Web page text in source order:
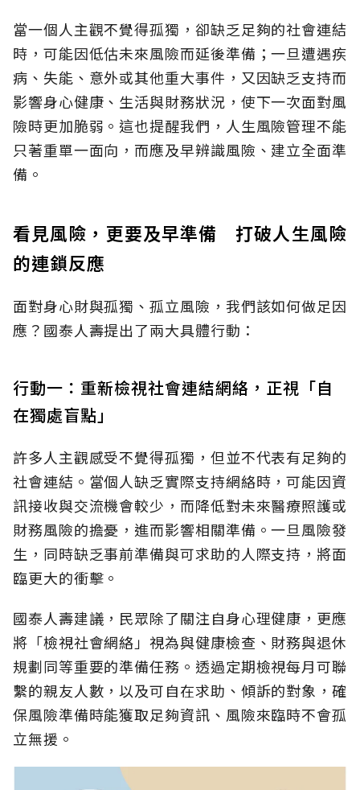
當一個人主觀不覺得孤獨，卻缺乏足夠的社會連結
時，可能因低估未來風險而延後準備；一旦遭遇疾
病、失能、意外或其他重大事件，又因缺乏支持而
影響身心健康、生活與財務狀況，使下一次面對風
險時更加脆弱。這也提醒我們，人生風險管理不能
只著重單一面向，而應及早辨識風險、建立全面準
備。
看見風險，更要及早準備 打破人生風險
的連鎖反應
面對身心財與孤獨、孤立風險，我們該如何做足因
應？國泰人壽提出了兩大具體行動：
行動一：重新檢視社會連結網絡，正視「自
在獨處盲點」
許多人主觀感受不覺得孤獨，但並不代表有足夠的
社會連結。當個人缺乏實際支持網絡時，可能因資
訊接收與交流機會較少，而降低對未來醫療照護或
財務風險的擔憂，進而影響相關準備。一旦風險發
生，同時缺乏事前準備與可求助的人際支持，將面
臨更大的衝擊。
國泰人壽建議，民眾除了關注自身心理健康，更應
將「檢視社會網絡」視為與健康檢查、財務與退休
規劃同等重要的準備任務。透過定期檢視每月可聯
繫的親友人數，以及可自在求助、傾訴的對象，確
保風險準備時能獲取足夠資訊、風險來臨時不會孤
立無援。